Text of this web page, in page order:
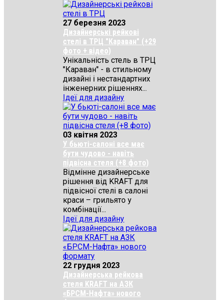
27 березня 2023
Дизайнерські рейкові
стелі в ТРЦ "Караван" (+29
фото + відео)
Унікальність стель в ТРЦ
"Караван" - в стильному
дизайні і нестандартних
інженерних рішеннях...
Ідеї для дизайну
03 квітня 2023
У бьюті-салоні все має
бути чудово - навіть
підвісна стеля (+8 фото)
Відмінне дизайнерське
рішення від KRAFT для
підвісної стелі в салоні
краси – грильято у
комбінації...
Ідеї для дизайну
22 грудня 2023
Дизайнерська рейкова
стеля KRAFT на АЗК
«БРСМ-Нафта» нового